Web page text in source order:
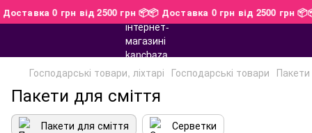
Доставка 0 грн від 2500 грн 📦📦 Доставка 0 грн від 2500 грн 📦
Господарські товари, ліхтарі Господарські товари
Пакети для сміття
Пакети для сміття Серветки